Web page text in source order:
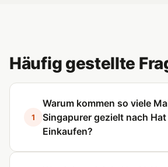
Häufig gestellte
1
Warum kommen so viele
Singapurer gezielt nach Hat
Einkaufen?